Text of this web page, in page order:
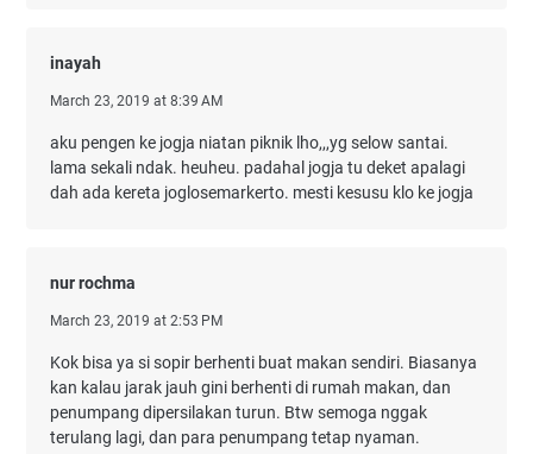
inayah
March 23, 2019 at 8:39 AM
aku pengen ke jogja niatan piknik lho,,,yg selow santai.
lama sekali ndak. heuheu. padahal jogja tu deket apalagi
dah ada kereta joglosemarkerto. mesti kesusu klo ke jogja
nur rochma
March 23, 2019 at 2:53 PM
Kok bisa ya si sopir berhenti buat makan sendiri. Biasanya
kan kalau jarak jauh gini berhenti di rumah makan, dan
penumpang dipersilakan turun. Btw semoga nggak
terulang lagi, dan para penumpang tetap nyaman.